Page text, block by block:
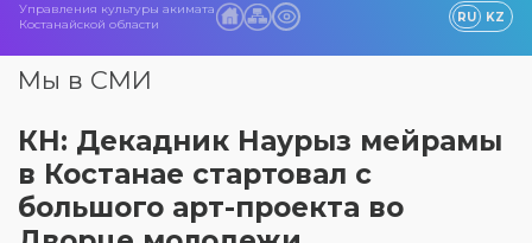
Управления культуры акимата
Костанайской области
RU KZ
Мы в СМИ
КН: Декадник Наурыз мейрамы
в Костанае стартовал с
большого арт-проекта во